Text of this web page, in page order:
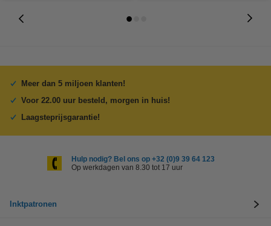
Meer dan 5 miljoen klanten!
Voor 22.00 uur besteld, morgen in huis!
Laagsteprijsgarantie!
Hulp nodig? Bel ons op +32 (0)9 39 64 123
Op werkdagen van 8.30 tot 17 uur
Inktpatronen